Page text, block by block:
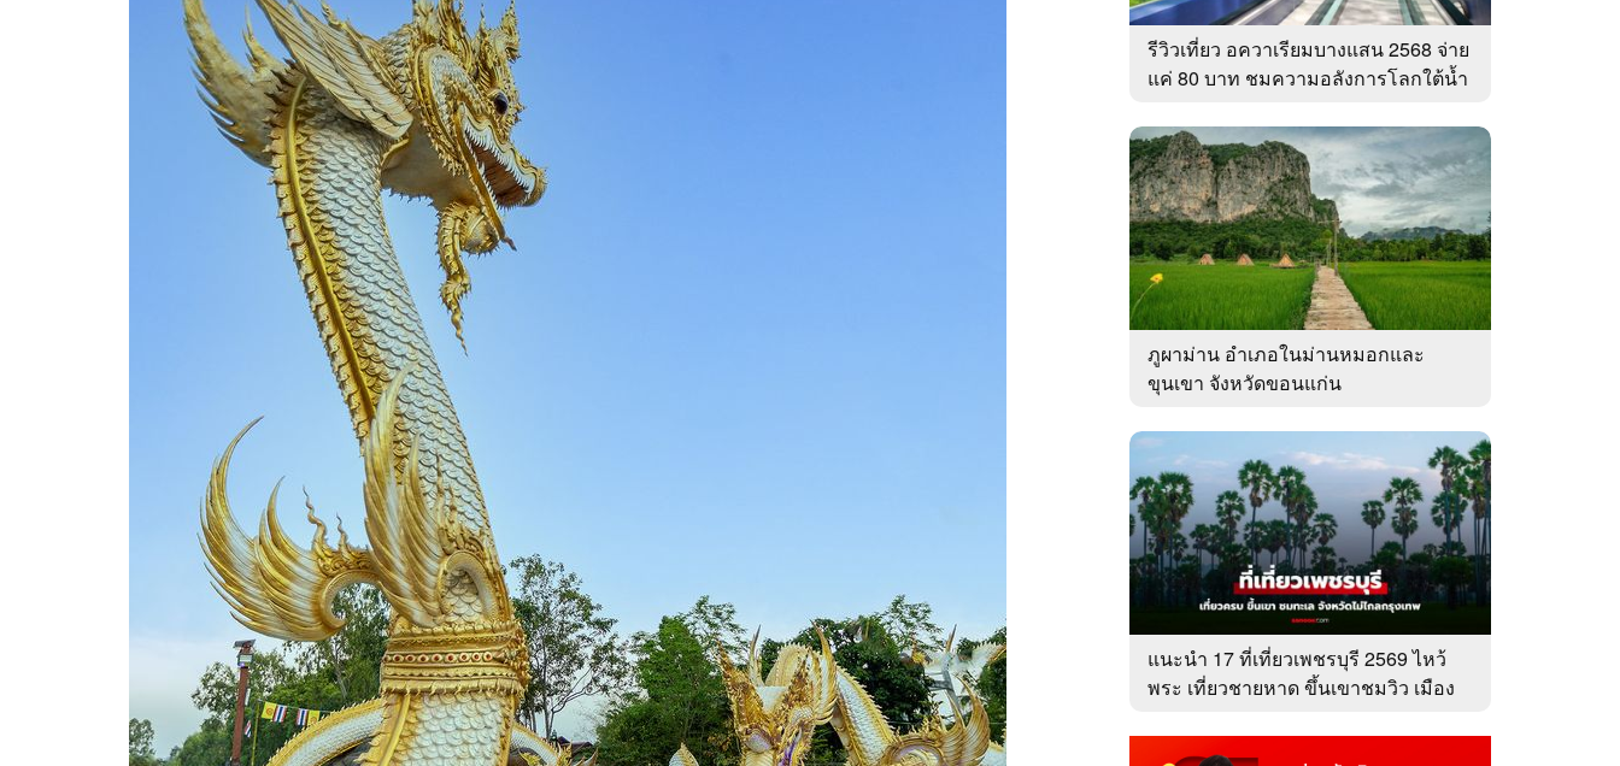
รีวิวเที่ยว อควาเรียมบางแสน 2568 จ่าย
แค่ 80 บาท ชมความอลังการโลกใต้น้ำ
ภูผาม่าน อำเภอในม่านหมอกและ
ขุนเขา จังหวัดขอนแก่น
แนะนำ 17 ที่เที่ยวเพชรบุรี 2569 ไหว้
พระ เที่ยวชายหาด ขึ้นเขาชมวิว เมือง